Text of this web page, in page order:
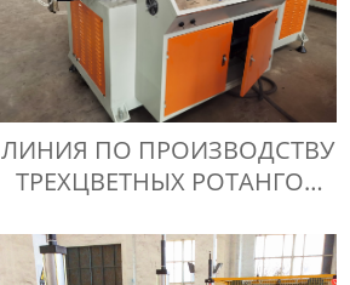
ЛИНИЯ ПО ПРОИЗВОДСТВУ
ТРЕХЦВЕТНЫХ РОТАНГОВ